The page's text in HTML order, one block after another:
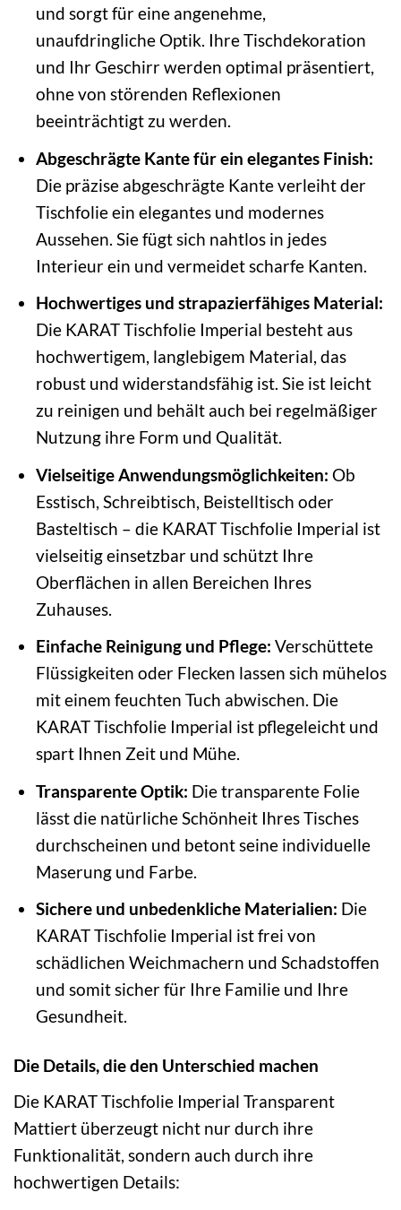
und sorgt für eine angenehme,
unaufdringliche Optik. Ihre Tischdekoration
und Ihr Geschirr werden optimal präsentiert,
ohne von störenden Reflexionen
beeinträchtigt zu werden.
Abgeschrägte Kante für ein elegantes Finish:
Die präzise abgeschrägte Kante verleiht der
Tischfolie ein elegantes und modernes
Aussehen. Sie fügt sich nahtlos in jedes
Interieur ein und vermeidet scharfe Kanten.
Hochwertiges und strapazierfähiges Material:
Die KARAT Tischfolie Imperial besteht aus
hochwertigem, langlebigem Material, das
robust und widerstandsfähig ist. Sie ist leicht
zu reinigen und behält auch bei regelmäßiger
Nutzung ihre Form und Qualität.
Vielseitige Anwendungsmöglichkeiten: Ob
Esstisch, Schreibtisch, Beistelltisch oder
Basteltisch – die KARAT Tischfolie Imperial ist
vielseitig einsetzbar und schützt Ihre
Oberflächen in allen Bereichen Ihres
Zuhauses.
Einfache Reinigung und Pflege: Verschüttete
Flüssigkeiten oder Flecken lassen sich mühelos
mit einem feuchten Tuch abwischen. Die
KARAT Tischfolie Imperial ist pflegeleicht und
spart Ihnen Zeit und Mühe.
Transparente Optik: Die transparente Folie
lässt die natürliche Schönheit Ihres Tisches
durchscheinen und betont seine individuelle
Maserung und Farbe.
Sichere und unbedenkliche Materialien: Die
KARAT Tischfolie Imperial ist frei von
schädlichen Weichmachern und Schadstoffen
und somit sicher für Ihre Familie und Ihre
Gesundheit.
Die Details, die den Unterschied machen
Die KARAT Tischfolie Imperial Transparent
Mattiert überzeugt nicht nur durch ihre
Funktionalität, sondern auch durch ihre
hochwertigen Details: